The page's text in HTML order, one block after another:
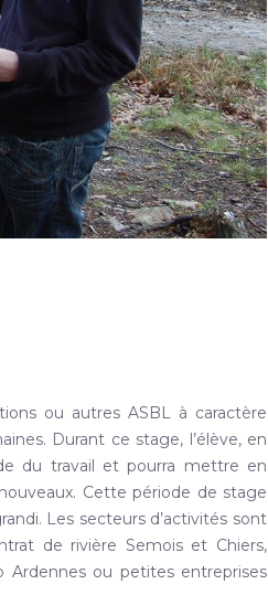
ou autres ASBL à caractère
Durant ce stage, l’élève, en
du travail et pourra mettre en
Cette période de stage
Les secteurs d’activités sont
de rivière Semois et Chiers,
Ardennes ou petites entreprises